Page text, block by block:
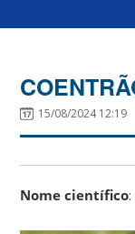
15/08/2024 12:19
Nome científico: